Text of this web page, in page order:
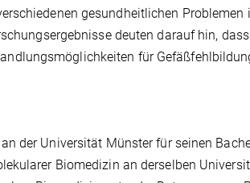
gesundheitlichen Problemen
deuten darauf hin,
für
der Universität Münster für seinen
Biomedizin an derselben